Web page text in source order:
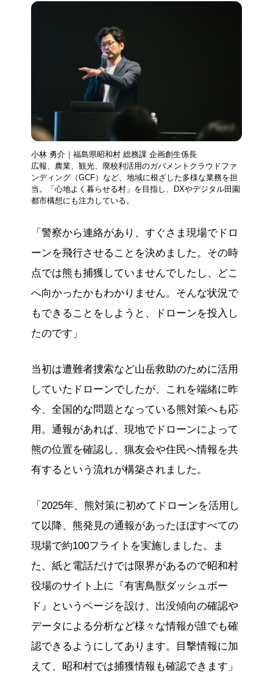
小林 勇介｜福島県昭和村 総務課 企画創生係長
広報、農業、観光、廃校利活用のガバメントクラウドファ
ンディング（GCF）など、地域に根ざした多様な業務を担
当。「心地よく暮らせる村」を目指し、DXやデジタル田園
都市構想にも注力している。
「警察から連絡があり、すぐさま現場でドロ
ーンを飛行させることを決めました。その時
点では熊も捕獲していませんでしたし、どこ
へ向かったかもわかりません。そんな状況で
もできることをしようと、ドローンを投入し
たのです」
当初は遭難者捜索など山岳救助のために活用
していたドローンでしたが、これを端緒に昨
今、全国的な問題となっている熊対策へも応
用。通報があれば、現地でドローンによって
熊の位置を確認し、猟友会や住民へ情報を共
有するという流れが構築されました。
「2025年、熊対策に初めてドローンを活用し
て以降、熊発見の通報があったほぼすべての
現場で約100フライトを実施しました。ま
た、紙と電話だけでは限界があるので昭和村
役場のサイト上に『有害鳥獣ダッシュボー
ド』というページを設け、出没傾向の確認や
データによる分析など様々な情報が誰でも確
認できるようにしてあります。目撃情報に加
えて、昭和村では捕獲情報も確認できます」